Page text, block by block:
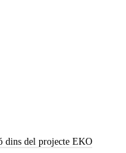
dins del projecte EKO